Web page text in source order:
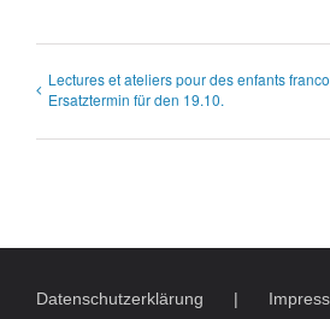
Lectures et ateliers pour des enfants
Ersatztermin für den 19.10.
Datenschutzerklärung